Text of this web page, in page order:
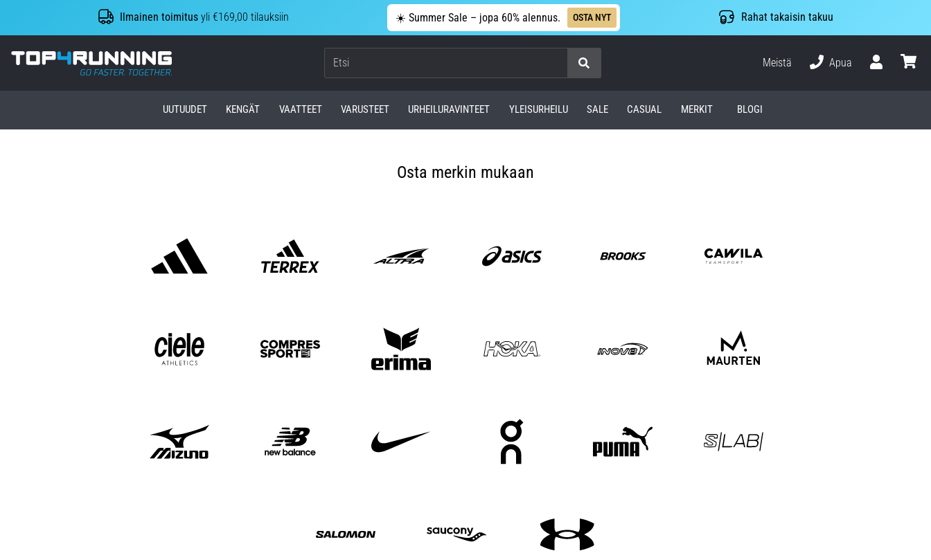
Ilmainen toimitus yli €169,00 tilauksiin ☀️ Summer Sale – jopa 60% alennus. OSTA NYT Rahat takaisin takuu
Top4Running.fi
Meistä
Apua
UUTUUDET KENGÄT VAATTEET VARUSTEET URHEILURAVINTEET YLEISURHEILU SALE CASUAL MERKIT BLOGI
Osta merkin mukaan